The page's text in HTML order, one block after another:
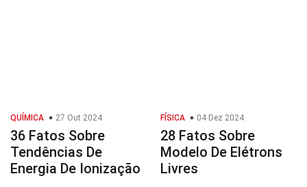
QUÍMICA 27 Out 2024
36 Fatos Sobre
Tendências De
Energia De Ionização
FÍSICA 04 Dez 2024
28 Fatos Sobre
Modelo De Elétrons
Livres